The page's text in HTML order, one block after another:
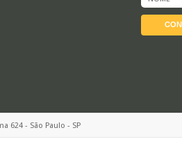
624 - São Paulo - SP